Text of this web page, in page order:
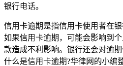
银行电话。
信用卡逾期是指信用卡使用者在
如果信用卡逾期，可能会影响到
款造成不利影响。银行还会对逾
什么是信用卡逾期?华律网的小编